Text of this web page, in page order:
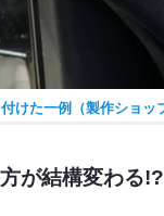
けた一例（製作ショッ
が結構変わる!?